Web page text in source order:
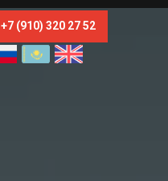
+7 (910) 320 27 52